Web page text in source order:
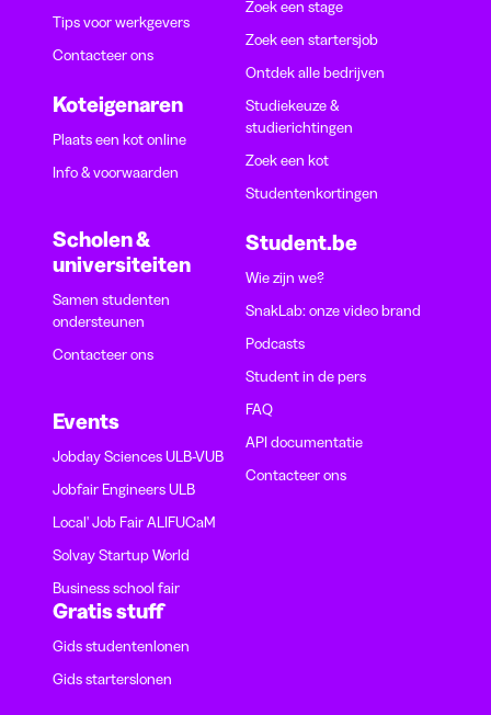
Tips voor werkgevers
Contacteer ons
Koteigenaren
Plaats een kot online
Info & voorwaarden
Scholen &
universiteiten
Samen studenten
ondersteunen
Contacteer ons
Events
Jobday Sciences ULB-VUB
Jobfair Engineers ULB
Local' Job Fair ALIFUCaM
Solvay Startup World
Business school fair
Zoek een stage
Zoek een startersjob
Ontdek alle bedrijven
Studiekeuze &
studierichtingen
Zoek een kot
Studentenkortingen
Student.be
Wie zijn we?
SnakLab: onze video brand
Podcasts
Student in de pers
FAQ
API documentatie
Contacteer ons
Gratis stuff
Gids studentenlonen
Gids starterslonen